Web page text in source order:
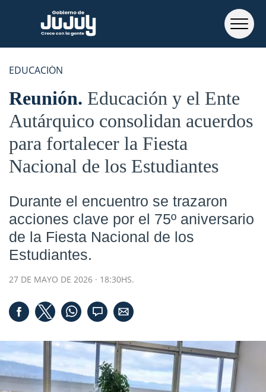
EDUCACIÓN
Reunión Educación y el Ente
Autárquico consolidan acuerdos
para fortalecer la Fiesta
Nacional de los Estudiantes
Durante el encuentro se trazaron
acciones clave por el 75º aniversario
de la Fiesta Nacional de los
Estudiantes.
27 DE MAYO DE 2026 · 18:30HS.